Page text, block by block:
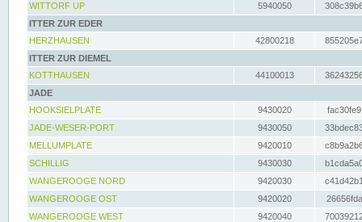
WITTORF UP
5940050
ITTER ZUR EDER
HERZHAUSEN
42800218
ITTER ZUR DIEMEL
KOTTHAUSEN
44100013
JADE
HOOKSIELPLATE
9430020
JADE-WESER-PORT
9430050
MELLUMPLATE
9420010
SCHILLIG
9430030
WANGEROOGE NORD
9420030
WANGEROOGE OST
9420020
WANGEROOGE WEST
9420040